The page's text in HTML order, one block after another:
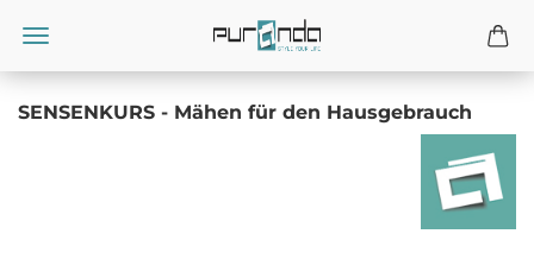
SENSENKURS - Mähen für den Hausgebrauch